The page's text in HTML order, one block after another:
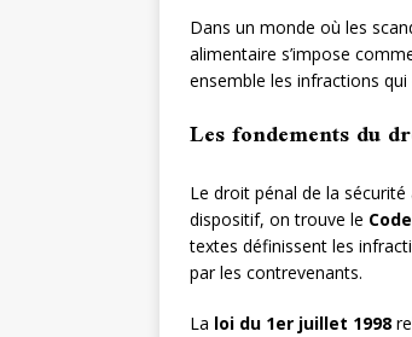
Dans un monde où les
alimentaire s’impose
ensemble les infractions
Les fondements du
Le droit pénal de la
dispositif, on trouve le
textes définissent les
par les contrevenants.
La loi du 1er juillet 1998